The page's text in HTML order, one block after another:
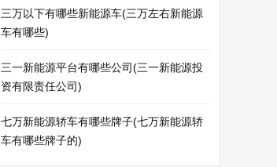
三万以下有哪些新能源车(三万左右新能源
车有哪些)
三一新能源平台有哪些公司(三一新能源投
资有限责任公司)
七万新能源轿车有哪些牌子(七万新能源轿
车有哪些牌子的)